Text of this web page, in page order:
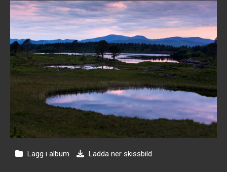
Lägg i album Ladda ner skissbild